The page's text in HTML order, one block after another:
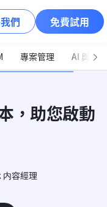
們 免費試用
專案管理 AI 與自
，助您啟動
内容經理